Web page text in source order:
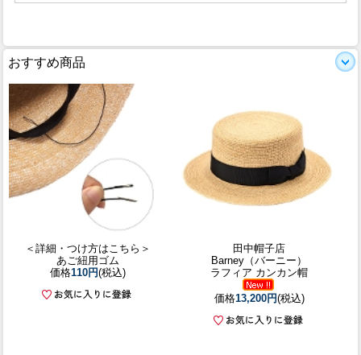
おすすめ商品
＜詳細・つけ方はこちら＞
あご紐用ゴム
価格110円(税込)
田中帽子店
Barney（バーニー）
ラフィア カンカン帽
価格13,200円(税込)